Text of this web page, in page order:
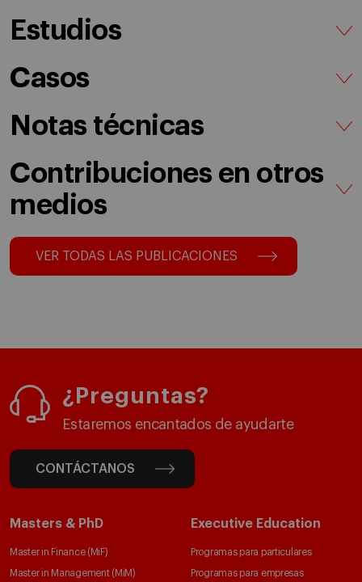
Estudios
Casos
Notas técnicas
Contribuciones en otros
medios
VER TODAS LAS PUBLICACIONES
¿Preguntas?
Estaremos encantados de ayudarte
CONTÁCTANOS
Masters & PhD
Master in Finance (MiF)
Master in Management (MiM)
Executive Education
Programas para particulares
Programas para empresas